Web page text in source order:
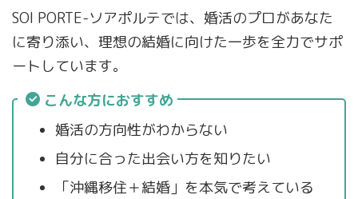
SOI PORTE-ソアポルテでは、婚活のプロがあなた
に寄り添い、理想の結婚に向けた一歩を全力でサポ
ートしています。
こんな方におすすめ
婚活の方向性がわからない
自分に合った出会い方を知りたい
「沖縄移住＋結婚」を本気で考えている